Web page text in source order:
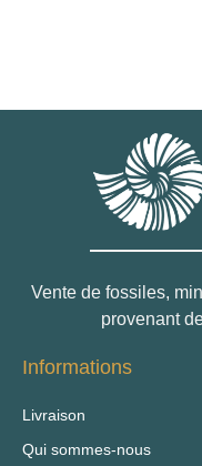
Vente de fossiles,
provenant
Informations
Livraison
Qui sommes-nous